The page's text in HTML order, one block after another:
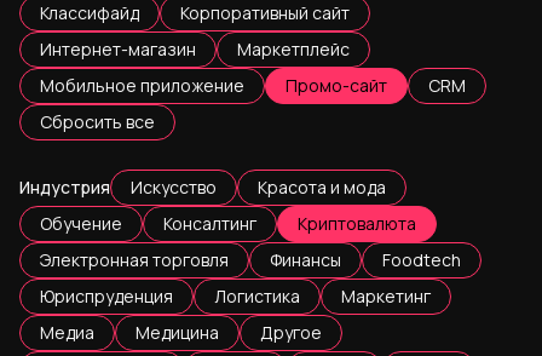
Классифайд
Корпоративный сайт
Интернет-магазин
Маркетплейс
Мобильное приложение
Промо-сайт
CRM
Сбросить все
Индустрия Искусство
Красота и мода
Обучение
Консалтинг
Криптовалюта
Электронная торговля
Финансы
Foodtech
Юриспруденция
Логистика
Маркетинг
Медиа
Медицина
Другое